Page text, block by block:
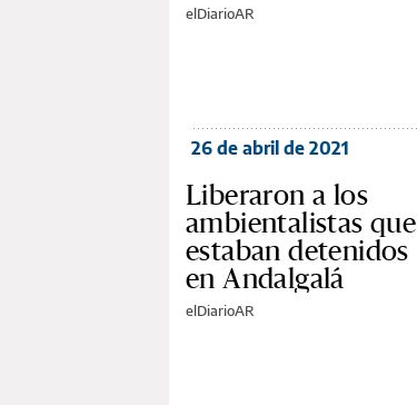
elDiarioAR
26 de abril de 2021
Liberaron a los
ambientalistas que
estaban detenidos
en Andalgalá
elDiarioAR